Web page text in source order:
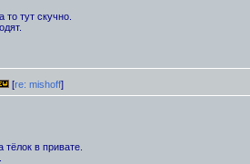
тут скучно.
[re: mishoff]
в привате.